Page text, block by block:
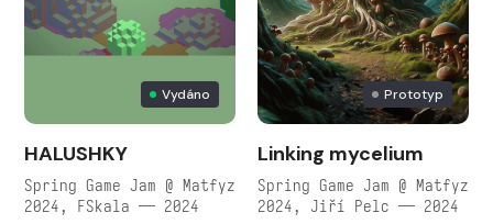
Vydáno
HALUSHKY
Spring Game Jam @ Matfyz
2024, FSkala — 2024
Prototyp
Linking mycelium
Spring Game Jam @ Matfyz
2024, Jiří Pelc — 2024